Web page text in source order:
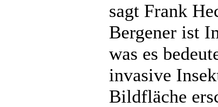
sagt Frank
Bergener ist
was es
invasive
Bildfläche